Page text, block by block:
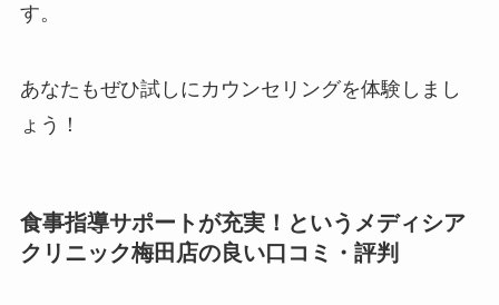
す。
あなたもぜひ試しにカウンセリングを体験しまし
ょう！
食事指導サポートが充実！というメディシア
クリニック梅田店の良い口コミ・評判